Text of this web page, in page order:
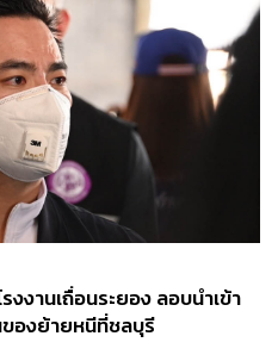
งานเถื่อนระยอง ลอบนำเข้า
องย้ายหนีที่ชลบุรี